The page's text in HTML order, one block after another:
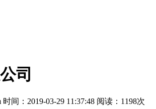
司
间：2019-03-29 11:37:48 阅读：1198次